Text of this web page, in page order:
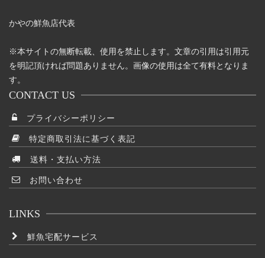
かやの鮮魚店代表
※本サイトの無断転載、使用を禁止します。文章の引用は引用元
を明記頂ければ問題ありません。画像の使用は全て有料となりま
す。
CONTACT US
プライバシーポリシー
特定商取引法に基づく表記
送料・支払い方法
お問い合わせ
LINKS
鮮魚宅配サービス